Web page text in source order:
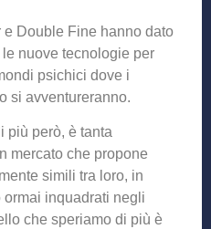
e Double Fine hanno dato
nuove tecnologie per
psichici dove i
si avventureranno.
più però, è tanta
mercato che propone
simili tra loro, in
ormai inquadrati negli
che speriamo di più è